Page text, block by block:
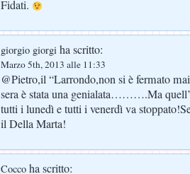
Fidati.
giorgio giorgi ha scritto:
Marzo 5th, 2013 alle 11:33
@Pietro,il “Larrondo,non si è fermato
sera è stata una genialata……….Ma
tutti i lunedì e tutti i venerdì va
il Della Marta!
Cocco ha scritto: